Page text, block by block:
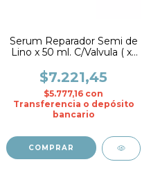
Serum Reparador Semi de
Lino x 50 ml. C/Valvula ( xx
$7.221,45
$5.777,16 con
Transferencia o depósito
bancario